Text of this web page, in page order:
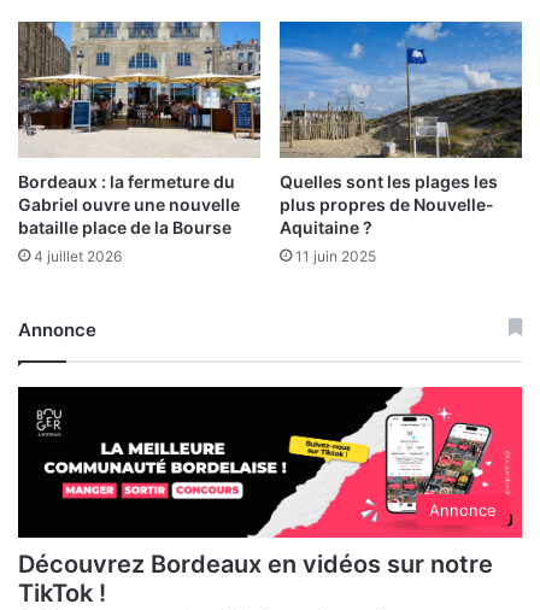
Bordeaux : la fermeture du
Gabriel ouvre une nouvelle
bataille place de la Bourse
4 juillet 2026
Quelles sont les plages les
plus propres de Nouvelle-
Aquitaine ?
11 juin 2025
Annonce
Annonce
Découvrez Bordeaux en vidéos sur notre
TikTok !